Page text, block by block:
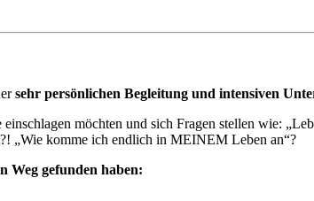
sehr persönlichen Begleitung und intensiven
möchten und sich Fragen stellen wie:
„Wie komme ich endlich in MEINEM Leben an“?
Weg gefunden haben: